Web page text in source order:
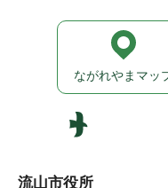
流山市役所
ながれやまマッ